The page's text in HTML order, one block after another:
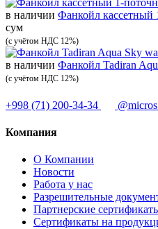
в наличии Фанкойл кассетный
сум
(с учётом НДС 12%)
в наличии Фанкойл Tadiran
(с учётом НДС 12%)
+998 (71) 200-34-34
Компания
О Компании
Новости
Работа у нас
Разрешительные
Партнерские
Сертификаты на